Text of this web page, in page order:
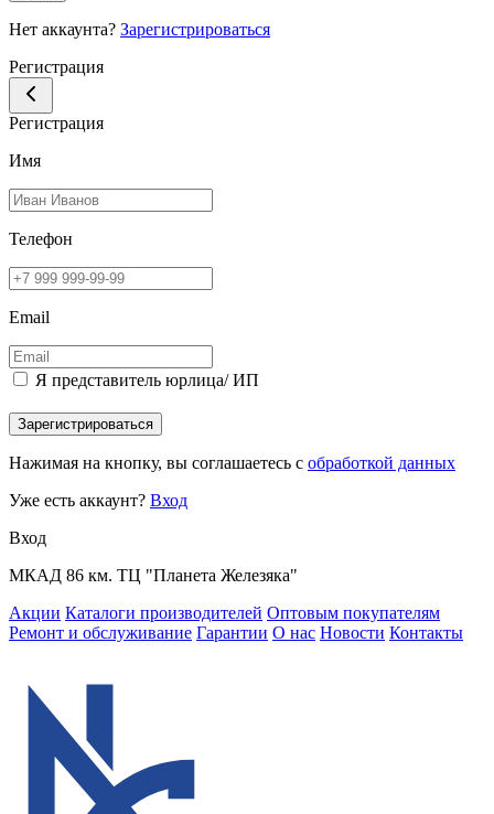
Нет аккаунта? Зарегистрироваться
Регистрация
Регистрация
Имя
Телефон
Email
Я представитель юрлица/ ИП
Зарегистрироваться
Нажимая на кнопку, вы соглашаетесь с обработкой данных
Уже есть аккаунт? Вход
Вход
МКАД 86 км. ТЦ "Планета Железяка"
Акции Каталоги производителей Оптовым покупателям
Ремонт и обслуживание Гарантии О нас Новости Контакты